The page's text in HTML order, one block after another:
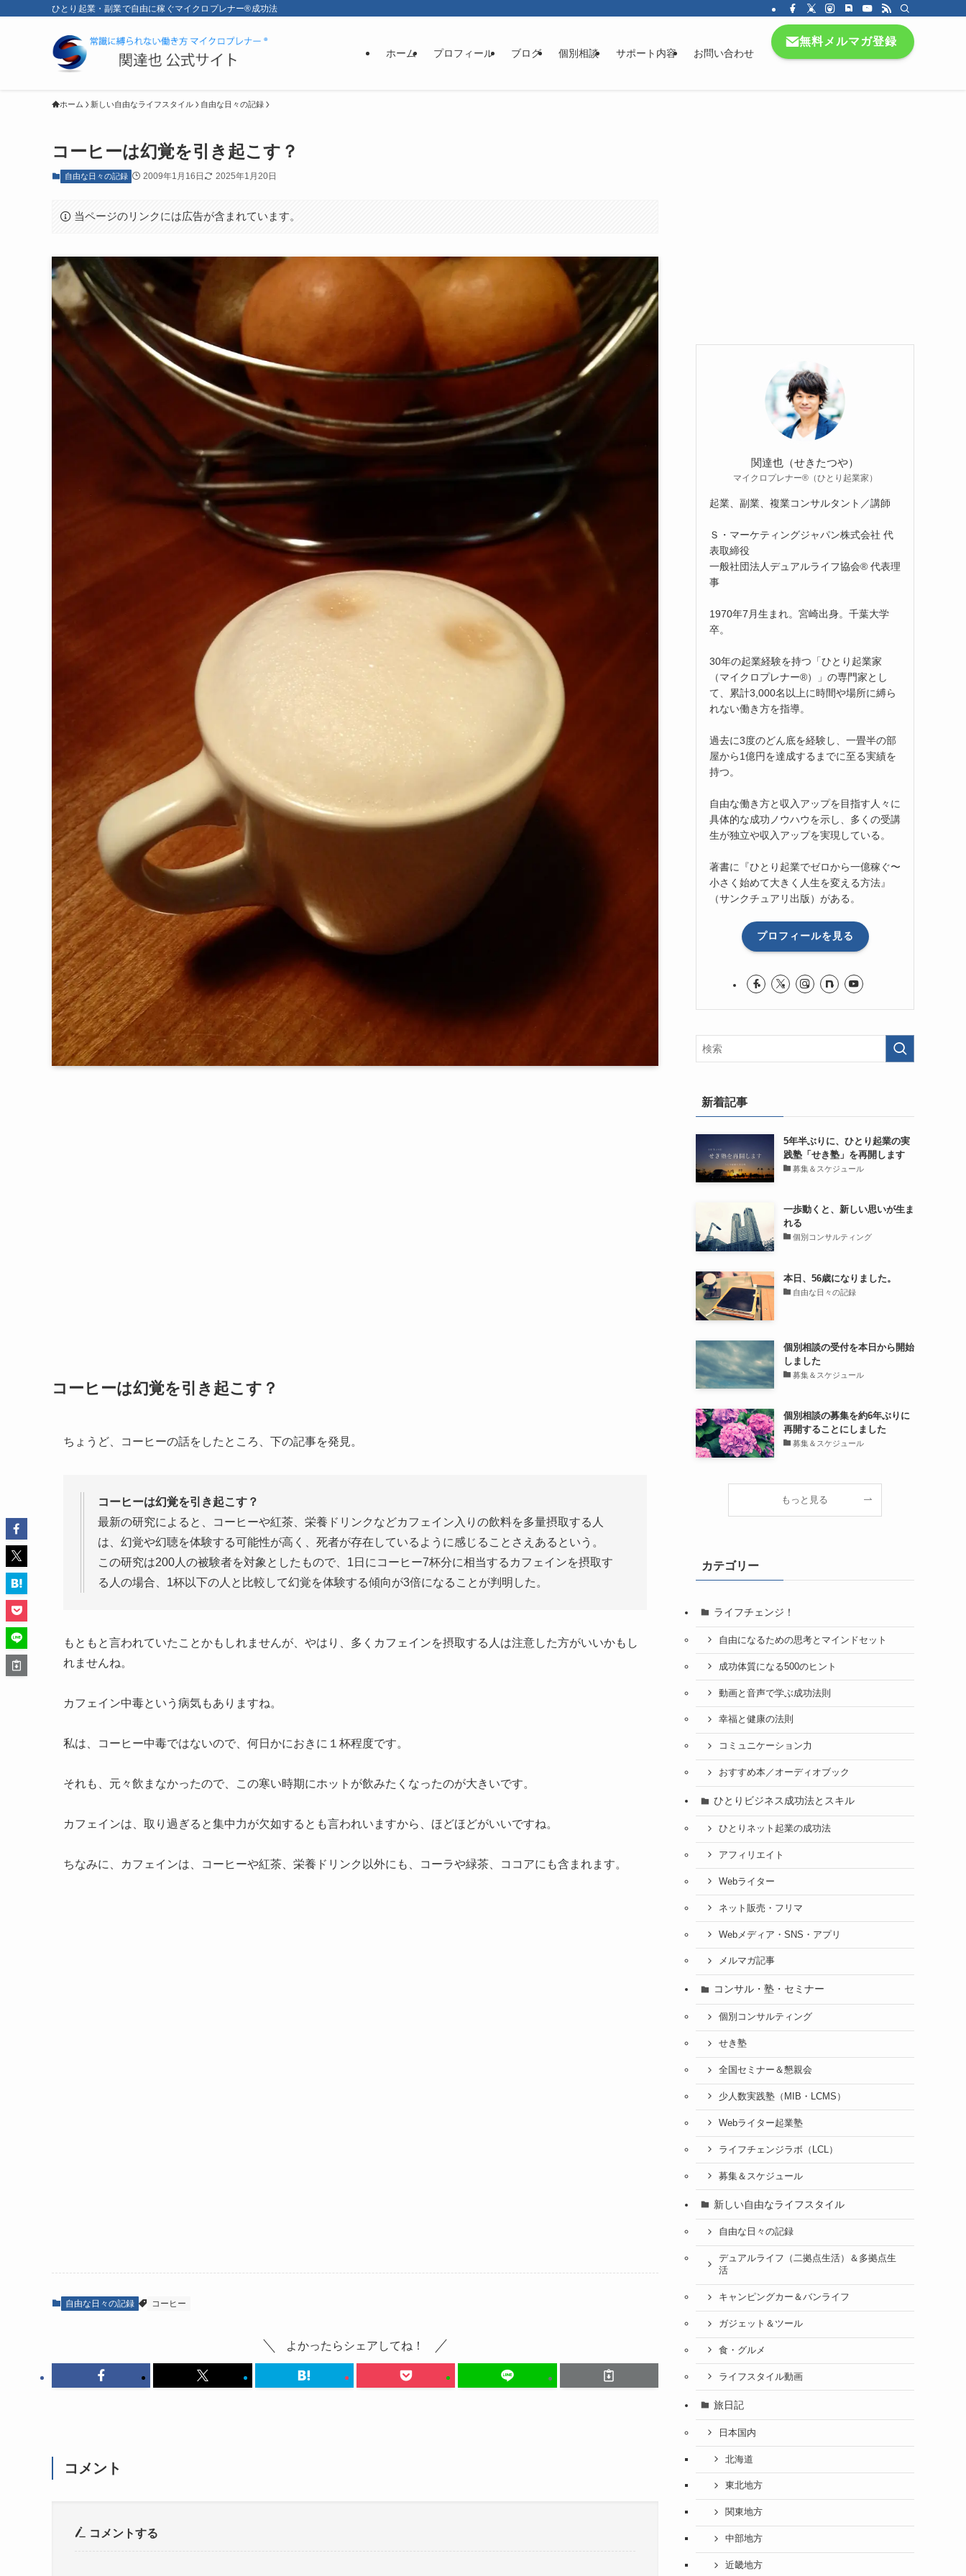
ひとり起業・副業で自由に稼ぐマイクロプレナー®成功法
ホーム プロフィール ブログ 個別相談 サポート内容 お問い合わせ
無料メルマガ登録
ホーム 新しい自由なライフスタイル 自由な日々の記録
コーヒーは幻覚を引き起こす？
自由な日々の記録 2009年1月16日 2025年1月20日
当ページのリンクには広告が含まれています。
コーヒーは幻覚を引き起こす？
ちょうど、コーヒーの話をしたところ、下の記事を発見。
コーヒーは幻覚を引き起こす？
最新の研究によると、コーヒーや紅茶、栄養ドリンクなどカフェイン入りの飲料を多量摂取する人
は、幻覚や幻聴を体験する可能性が高く、死者が存在しているように感じることさえあるという。
この研究は200人の被験者を対象としたもので、1日にコーヒー7杯分に相当するカフェインを摂取す
る人の場合、1杯以下の人と比較して幻覚を体験する傾向が3倍になることが判明した。
もともと言われていたことかもしれませんが、やはり、多くカフェインを摂取する人は注意した方がいいかもし
れませんね。
カフェイン中毒という病気もありますね。
私は、コーヒー中毒ではないので、何日かにおきに１杯程度です。
それも、元々飲まなかったので、この寒い時期にホットが飲みたくなったのが大きいです。
カフェインは、取り過ぎると集中力が欠如するとも言われいますから、ほどほどがいいですね。
ちなみに、カフェインは、コーヒーや紅茶、栄養ドリンク以外にも、コーラや緑茶、ココアにも含まれます。
自由な日々の記録 コーヒー
よかったらシェアしてね！
コメント
コメントする
関達也（せきたつや）
マイクロプレナー®（ひとり起業家）
起業、副業、複業コンサルタント／講師
Ｓ・マーケティングジャパン株式会社 代
表取締役
一般社団法人デュアルライフ協会® 代表理
事
1970年7月生まれ。宮崎出身。千葉大学
卒。
30年の起業経験を持つ「ひとり起業家
（マイクロプレナー®）」の専門家とし
て、累計3,000名以上に時間や場所に縛ら
れない働き方を指導。
過去に3度のどん底を経験し、一畳半の部
屋から1億円を達成するまでに至る実績を
持つ。
自由な働き方と収入アップを目指す人々に
具体的な成功ノウハウを示し、多くの受講
生が独立や収入アップを実現している。
著書に『ひとり起業でゼロから一億稼ぐ〜
小さく始めて大きく人生を変える方法』
（サンクチュアリ出版）がある。
プロフィールを見る
新着記事
5年半ぶりに、ひとり起業の実
践塾「せき塾」を再開します
募集＆スケジュール
一歩動くと、新しい思いが生ま
れる
個別コンサルティング
本日、56歳になりました。
自由な日々の記録
個別相談の受付を本日から開始
しました
募集＆スケジュール
個別相談の募集を約6年ぶりに
再開することにしました
募集＆スケジュール
もっと見る
カテゴリー
ライフチェンジ！
自由になるための思考とマインドセット
成功体質になる500のヒント
動画と音声で学ぶ成功法則
幸福と健康の法則
コミュニケーション力
おすすめ本／オーディオブック
ひとりビジネス成功法とスキル
ひとりネット起業の成功法
アフィリエイト
Webライター
ネット販売・フリマ
Webメディア・SNS・アプリ
メルマガ記事
コンサル・塾・セミナー
個別コンサルティング
せき塾
全国セミナー＆懇親会
少人数実践塾（MIB・LCMS）
Webライター起業塾
ライフチェンジラボ（LCL）
募集＆スケジュール
新しい自由なライフスタイル
自由な日々の記録
デュアルライフ（二拠点生活）＆多拠点生
活
キャンピングカー＆バンライフ
ガジェット＆ツール
食・グルメ
ライフスタイル動画
旅日記
日本国内
北海道
東北地方
関東地方
中部地方
近畿地方